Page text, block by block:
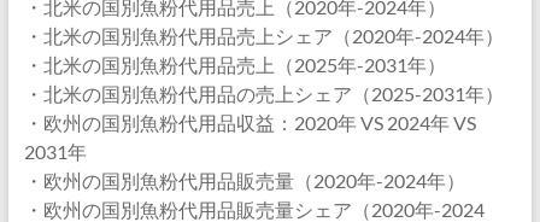
・北米の国別魚粉代用品売上（2020年-2024年）
・北米の国別魚粉代用品売上シェア（2020年-2024年）
・北米の国別魚粉代用品売上（2025年-2031年）
・北米の国別魚粉代用品の売上シェア（2025-2031年）
・欧州の国別魚粉代用品収益：2020年 VS 2024年 VS
2031年
・欧州の国別魚粉代用品販売量（2020年-2024年）
・欧州の国別魚粉代用品販売量シェア（2020年-2024